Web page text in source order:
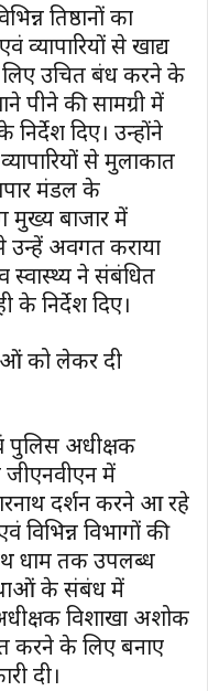
प्रतिष्ठानों का
व्यापारियों से खाद्य
उचित प्रबंध करने के
पीने की सामग्री में
दिए। उन्होंने
से मुलाकात
मंडल के
मुख्य बाजार में
अवगत कराया
ने संबंधित
के निर्देश दिए।
को लेकर दी
पुलिस अधीक्षक
में
दर्शन करने आ रहे
विभिन्न विभागों की
धाम तक उपलब्ध
के संबंध में
विशाखा अशोक
करने के लिए बनाए
दी।